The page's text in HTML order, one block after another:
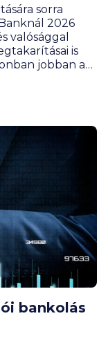
sorra
2026
valósággal
is
jobban a
miatt van
bankolás